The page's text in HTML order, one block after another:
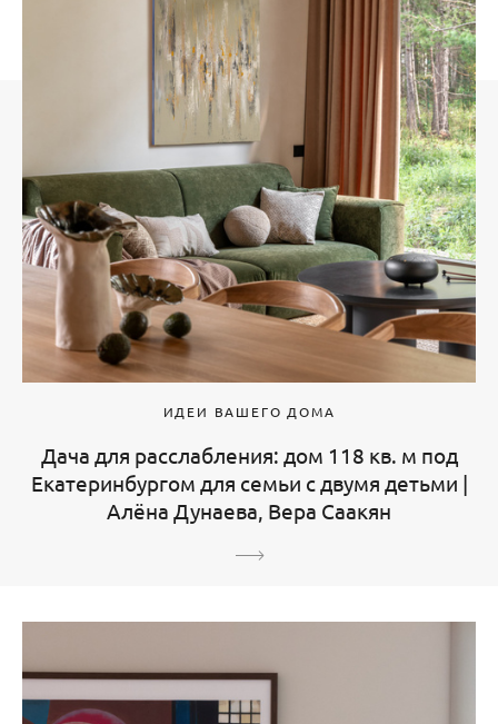
ИДЕИ ВАШЕГО ДОМА
Дача для расслабления: дом 118 кв. м под
Екатеринбургом для семьи с двумя детьми |
Алёна Дунаева, Вера Саакян